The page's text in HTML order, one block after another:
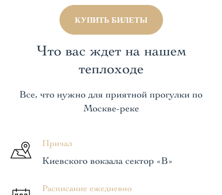
КУПИТЬ БИЛЕТЫ
Что вас ждет на нашем
теплоходе
Все, что нужно для приятной прогулки по
Москве-реке
Причал
Киевского вокзала сектор «В»
Расписание ежедневно